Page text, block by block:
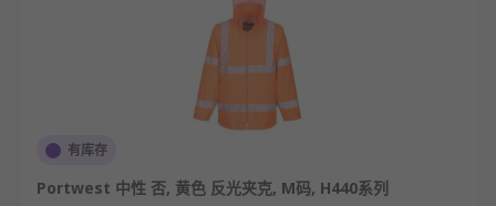
有库存
Portwest 中性 否, 黄色 反光夹克, M码, H440系列